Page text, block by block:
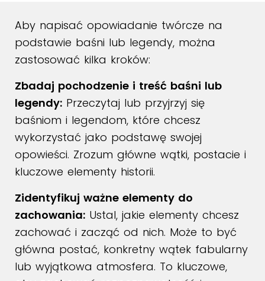
Aby napisać opowiadanie twórcze na
podstawie baśni lub legendy, można
zastosować kilka kroków:
Zbadaj pochodzenie i treść baśni lub
legendy: Przeczytaj lub przyjrzyj się
baśniom i legendom, które chcesz
wykorzystać jako podstawę swojej
opowieści. Zrozum główne wątki, postacie i
kluczowe elementy historii.
Zidentyfikuj ważne elementy do
zachowania: Ustal, jakie elementy chcesz
zachować i zacząć od nich. Może to być
główna postać, konkretny wątek fabularny
lub wyjątkowa atmosfera. To kluczowe,